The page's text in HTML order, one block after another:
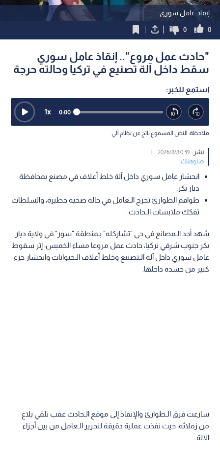
إنقاذ عامل سوري
0
0
"حادث عمل مروع".. إنقاذ عامل سوري
سقط داخل آلة تصنيع في تركيا وحالته حرجة
استمع للخبر:
0:00
1x
ملاحظة: النص المسموع ناتج عن نظام آلي
نشر :0:39 2026/8/8
هنا وهناك
انحشار عامل سوري داخل آلة خلط أعلاف في مصنع بمحافظة
ديار بكر.
طواقم الطوارئ تخرج الـعامل في حالة صحية خطيرة، والسلطات
تفكك ملابسات الـحادث.
شهد أحد الـمصانع في حي "تشاركله" بـمنطقة "سور" في ولاية ديار
بكر جنوب شرقي تركيا، حادث عمل مروعا مساء الخميس؛ إثر سقوط
عامل سوري داخل آلة الـتصنيع وخلط أعلاف الـحيوانات وانحشار جزء
كبير من جسده داخلها.
سارعت فرق الـطوارئ والإنقاذ إلى موقع الـحادث عقب تلقي بلاغ
من زملائه، حيث نفذت عملية دقيقة لتحرير الـعامل من بين أجزاء
الآلة.